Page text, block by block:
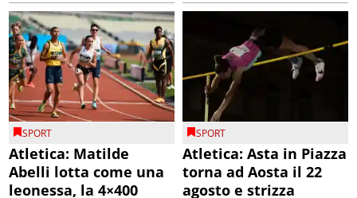
SPORT
Atletica: Matilde
Abelli lotta come una
leonessa, la 4×400
SPORT
Atletica: Asta in Piazza
torna ad Aosta il 22
agosto e strizza